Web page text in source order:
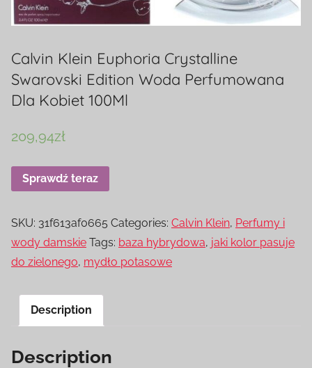
Calvin Klein Euphoria Crystalline
Swarovski Edition Woda Perfumowana
Dla Kobiet 100Ml
209,94zł
Sprawdź teraz
SKU: 31f613af0665 Categories: Calvin Klein, Perfumy i
wody damskie Tags: baza hybrydowa, jaki kolor pasuje
do zielonego, mydło potasowe
Description
Description